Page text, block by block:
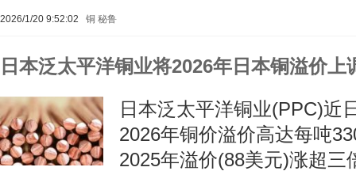
2026/1/20 9:52:02 铜 秘鲁
日本泛太平洋铜业将2026年日本铜溢价上
日本泛太平洋铜业(PPC)近
2026年铜价溢价高达每吨
2025年溢价(88美元)涨超三